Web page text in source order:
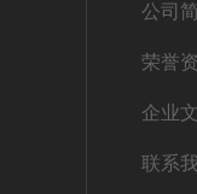
公司
荣誉
企业
联系